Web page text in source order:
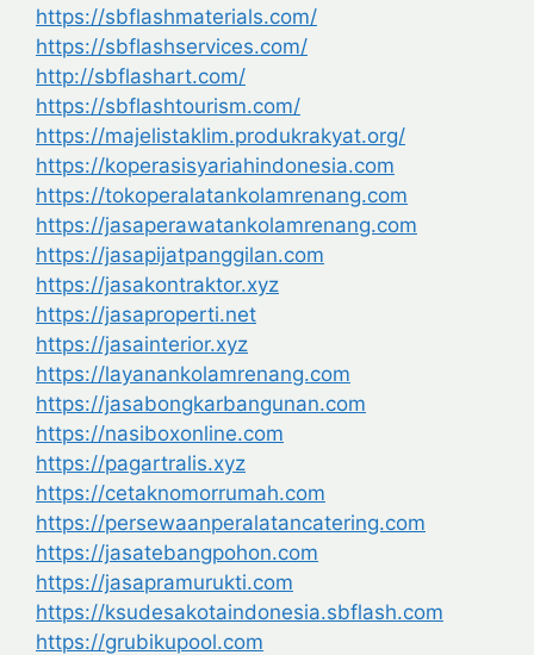
https://sbflashmaterials.com/
https://sbflashservices.com/
http://sbflashart.com/
https://sbflashtourism.com/
https://majelistaklim.produkrakyat.org/
https://koperasisyariahindonesia.com
https://tokoperalatankolamrenang.com
https://jasaperawatankolamrenang.com
https://jasapijatpanggilan.com
https://jasakontraktor.xyz
https://jasaproperti.net
https://jasainterior.xyz
https://layanankolamrenang.com
https://jasabongkarbangunan.com
https://nasiboxonline.com
https://pagartralis.xyz
https://cetaknomorrumah.com
https://persewaanperalatancatering.com
https://jasatebangpohon.com
https://jasapramurukti.com
https://ksudesakotaindonesia.sbflash.com
https://grubikupool.com